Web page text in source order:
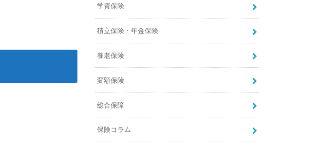
学資保険
積立保険・年金保険
養老保険
変額保険
総合保障
保険コラム